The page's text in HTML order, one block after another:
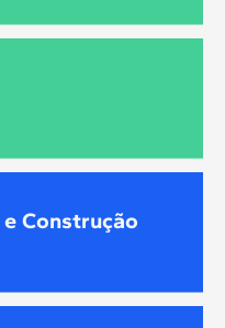
Construção